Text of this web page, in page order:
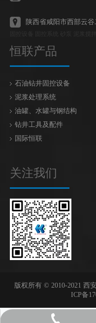
陕西省咸阳市西部云谷
恒联产品
石油钻井固控设备
泥浆处理系统
油罐、水罐与钢结构
钻井工具及配件
国际恒联
关注我们
版权所有 © 2010-2021 西
ICP备